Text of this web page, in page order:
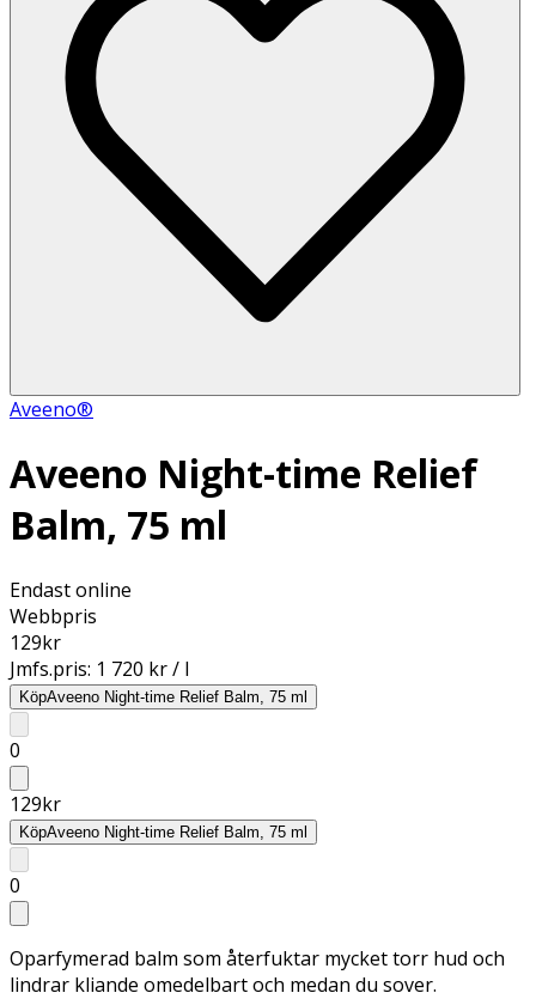
Aveeno®
Aveeno Night-time Relief
Balm, 75 ml
Endast online
Webbpris
129kr
Jmfs.pris: 1 720 kr / l
KöpAveeno Night-time Relief Balm, 75 ml
0
129kr
KöpAveeno Night-time Relief Balm, 75 ml
0
Oparfymerad balm som återfuktar mycket torr hud och
lindrar kliande omedelbart och medan du sover.